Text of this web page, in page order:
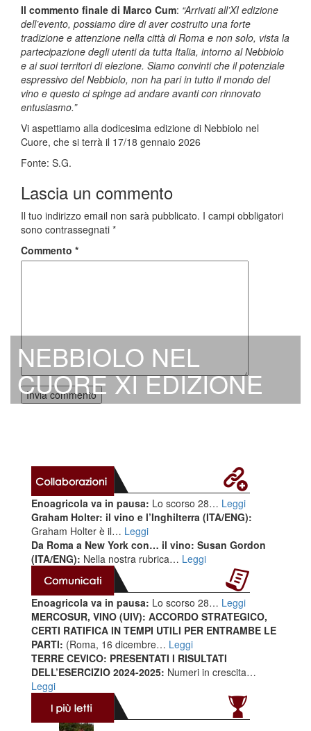
NEBBIOLO NEL
CUORE XI EDIZIONE
Il commento finale di Marco Cum: “Arrivati all’XI edizione
dell’evento, possiamo dire di aver costruito una forte
tradizione e attenzione nella città di Roma e non solo, vista la
partecipazione degli utenti da tutta Italia, intorno al Nebbiolo
e ai suoi territori di elezione. Siamo convinti che il potenziale
espressivo del Nebbiolo, non ha pari in tutto il mondo del
vino e questo ci spinge ad andare avanti con rinnovato
entusiasmo.”
Vi aspettiamo alla dodicesima edizione di Nebbiolo nel
Cuore, che si terrà il 17/18 gennaio 2026
Fonte: S.G.
Lascia un commento
Il tuo indirizzo email non sarà pubblicato. I campi obbligatori
sono contrassegnati *
Commento *
Enoagricola va in pausa: Lo scorso 28… Leggi
Graham Holter: il vino e l’Inghilterra (ITA/ENG):
Graham Holter è il… Leggi
Da Roma a New York con… il vino: Susan Gordon
(ITA/ENG): Nella nostra rubrica… Leggi
Enoagricola va in pausa: Lo scorso 28… Leggi
MERCOSUR, VINO (UIV): ACCORDO STRATEGICO,
CERTI RATIFICA IN TEMPI UTILI PER ENTRAMBE LE
PARTI: (Roma, 16 dicembre… Leggi
TERRE CEVICO: PRESENTATI I RISULTATI
DELL’ESERCIZIO 2024-2025: Numeri in crescita…
Leggi